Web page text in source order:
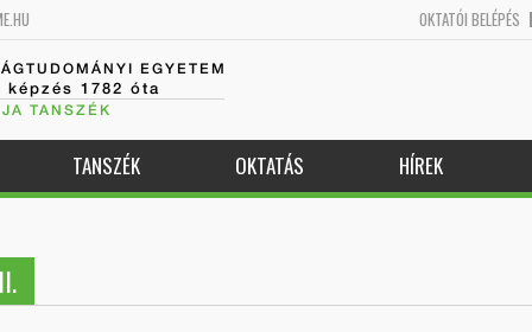
OKTATÓI BELÉPÉS
EGYETEM
1782 óta
TANSZÉK
TANSZÉK OKTATÁS HÍREK